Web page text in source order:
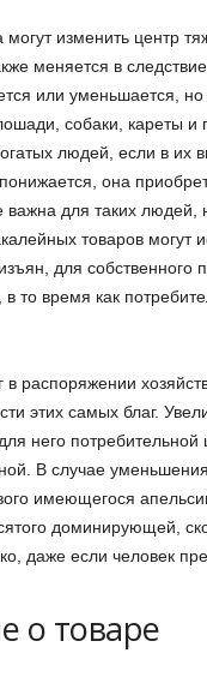
могут изменить центр
меняется в
или уменьшается,
собаки, кареты
людей, если в
она
важна для таких
товаров могут
для собственного
то время как
в распоряжении
этих самых благ.
него
В случае
имеющегося
доминирующей,
даже если человек
о товаре